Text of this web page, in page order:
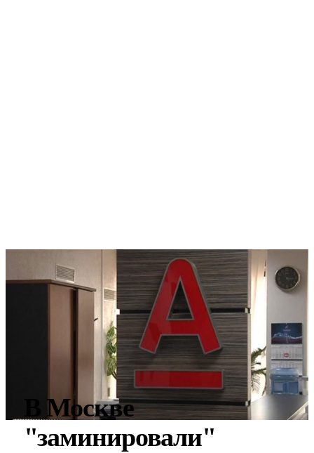
В Москве
"заминировали"